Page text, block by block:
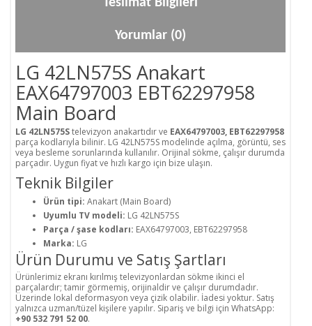
Teslimat Bilgileri
Yorumlar (0)
LG 42LN575S Anakart
EAX64797003 EBT62297958
Main Board
LG 42LN575Stelevizyon anakartıdır ve EAX64797003, EBT62297958
parça kodlarıyla bilinir. LG 42LN575S modelinde açılma, görüntü, ses
veya besleme sorunlarında kullanılır. Orijinal sökme, çalışır durumda
parçadır. Uygun fiyat ve hızlı kargo için bize ulaşın.
Teknik Bilgiler
Ürün tipi: Anakart (Main Board)
Uyumlu TV modeli: LG 42LN575S
Parça / şase kodları: EAX64797003, EBT62297958
Marka: LG
Ürün Durumu ve Satış Şartları
Ürünlerimiz ekranı kırılmış televizyonlardan sökme ikinci el
parçalardır; tamir görmemiş, orijinaldir ve çalışır durumdadır.
Üzerinde lokal deformasyon veya çizik olabilir. İadesi yoktur. Satış
yalnızca uzman/tüzel kişilere yapılır. Sipariş ve bilgi için WhatsApp:
+90 532 791 52 00.